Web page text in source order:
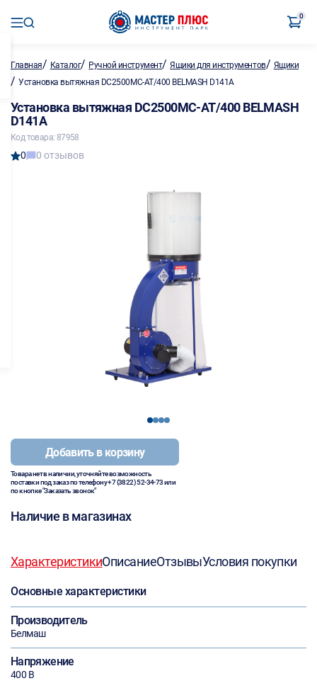
0
Главная/ Каталог/ Ручной инструмент/Ящики для инструментов/ Ящики
/ Установка вытяжная DC2500MC-AT/400 BELMASH D141A
Установка вытяжная DC2500MC-AT/400 BELMASH
D141A
Код товара: 87958
0 0 отзывов
1234
Добавить в корзину
Товара нет в наличии, уточняйте возможность
поставки под заказ по телефону+7 (3822) 52-34-73или
по кнопке "Заказать звонок"
Наличие в магазинах
ХарактеристикиОписаниеОтзывыУсловия покупки
Основные характеристики
Производитель
Белмаш
Напряжение
400 В